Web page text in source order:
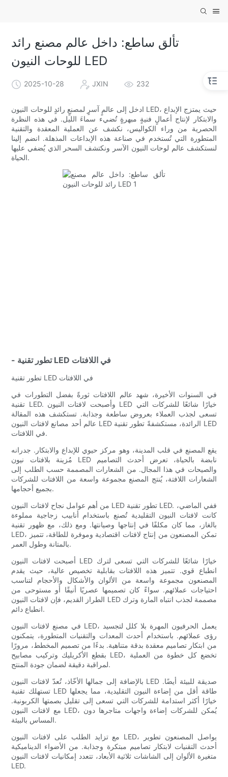
تألق ساطع: داخل عالم مصنع رائد
للوحات النيون LED
2025-10-28 JXIN 232
ادخل إلى عالمٍ آسرٍ لمصنعٍ رائدٍ للوحات النيون LED، حيث يمتزج الإبداع
والابتكار لإنتاج أعمالٍ فنيةٍ مبهرةٍ تُضيء سماءَ الليل. في هذه النظرة
الحصرية من وراء الكواليس، نكشف عن العملية المعقدة والتقنية
المتطورة التي تُستخدم في صناعة هذه الإبداعات المذهلة. انضم إلينا
لنستكشف عالم لوحات النيون الآسر ونكتشف السحر الذي يُضفي عليها
الحياة.
- تطور تقنية LED في اللافتات
تطور تقنية LED في اللافتات
في السنوات الأخيرة، شهد عالم اللافتات ثورةً بفضل التطورات في
تقنية LED. وأصبحت لافتات النيون LED خيارًا شائعًا للشركات التي
تسعى لجذب العملاء بعروض ساطعة وجذابة. تستكشف هذه المقالة
عالم أحد مصانع لافتات النيون LED الرائدة، مستكشفةً تطور تقنية LED
في اللافتات.
يقع المصنع في قلب المدينة، وهو مركز حيوي للإبداع والابتكار. جدرانه
مُزينة بلافتات نيون LED نابضة بالحياة، تعرض أحدث التصاميم
والصيحات في هذا المجال. من الشعارات المصممة حسب الطلب إلى
الشعارات اللافتة، يُنتج المصنع مجموعة واسعة من اللافتات للشركات
بجميع أحجامها.
من أهم عوامل نجاح لافتات النيون LED تطور تقنية LED. ففي الماضي،
كانت لافتات النيون التقليدية تُصنع باستخدام أنابيب زجاجية مملوءة
بالغاز، مما كان مكلفًا في إنتاجها وصيانتها. ومع ذلك، مع ظهور تقنية
LED، تمكن المصنعون من إنتاج لافتات اقتصادية وموفرة للطاقة، تتميز
بالمتانة وطول العمر.
أصبحت لافتات النيون LED خيارًا شائعًا للشركات التي تسعى لترك
انطباع قوي. تتميز هذه اللافتات بقابلية تخصيص عالية، حيث يقدم
المصنعون مجموعة واسعة من الألوان والأشكال والأحجام لتناسب
احتياجات عملائهم. سواءً كان تصميمها عصريًا أنيقًا أو مستوحى من
الطراز القديم، فإن لافتات النيون LED مصممة لجذب انتباه المارة وترك
انطباع دائم.
في مصنع لافتات النيون LED، يعمل الحرفيون المهرة بلا كلل لتجسيد
رؤى عملائهم. باستخدام أحدث المعدات والتقنيات المتطورة، يتمكنون
من ابتكار تصاميم معقدة بدقة متناهية. بدءًا من تصميم المخطط، مرورًا
بقطع الأكريليك وتركيب مصابيح LED، تخضع كل خطوة من العملية
لمراقبة دقيقة لضمان جودة المنتج.
بالإضافة إلى جمالها الأخّاذ، تُعدّ لافتات النيون LED صديقة للبيئة أيضًا.
تستهلك تقنية LED طاقة أقل من إضاءة النيون التقليدية، مما يجعلها
خيارًا أكثر استدامة للشركات التي تسعى إلى تقليل بصمتها الكربونية.
مع لافتات النيون LED، يُمكن للشركات إضاءة واجهات متاجرها دون
المساس بالبيئة.
مع تزايد الطلب على لافتات النيون LED، يواصل المصنعون تطوير
أحدث التقنيات لابتكار تصاميم مبتكرة وجذابة. من الأضواء الديناميكية
متغيرة الألوان إلى الشاشات ثلاثية الأبعاد، تتعدد إمكانيات لافتات النيون
LED.